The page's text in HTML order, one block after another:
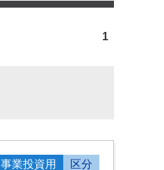
1
事業投資用 区分